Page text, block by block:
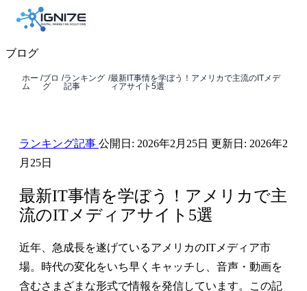
ブログ
ホー
ム
/ブロ
グ
/ランキング
記事
/最新IT事情を学ぼう！アメリカで主流のITメデ
ィアサイト5選
ランキング記事 公開日: 2026年2月25日 更新日: 2026年2
月25日
最新IT事情を学ぼう！アメリカで主
流のITメディアサイト5選
近年、急成長を遂げているアメリカのITメディア市
場。時代の変化をいち早くキャッチし、音声・動画を
含むさまざまな形式で情報を発信しています。この記